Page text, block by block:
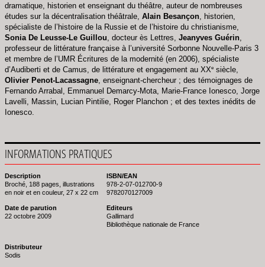
dramatique, historien et enseignant du théâtre, auteur de nombreuses
études sur la décentralisation théâtrale, Alain Besançon , historien,
spécialiste de l’histoire de la Russie et de l’histoire du christianisme,
Sonia De Leusse-Le Guillou , docteur ès Lettres, Jeanyves Guérin
professeur de littérature française à l’université Sorbonne Nouvelle-Paris 3
et membre de l’UMR Écritures de la modernité (en 2006), spécialiste
d’Audiberti et de Camus, de littérature et engagement au XXe siècle,
Olivier Penot-Lacassagne , enseignant-chercheur ; des témoignages de
Fernando Arrabal, Emmanuel Demarcy-Mota, Marie-France Ionesco, Jorge
Lavelli, Massin, Lucian Pintilie, Roger Planchon ; et des textes inédits de
Ionesco.
INFORMATIONS PRATIQUES
Description
Broché, 188 pages, illustrations
en noir et en couleur, 27 x 22 cm
Date de parution
22 octobre 2009
ISBN/EAN
978-2-07-012700-9
9782070127009
Editeurs
Gallimard
Bibliothèque nationale de France
Distributeur
Sodis